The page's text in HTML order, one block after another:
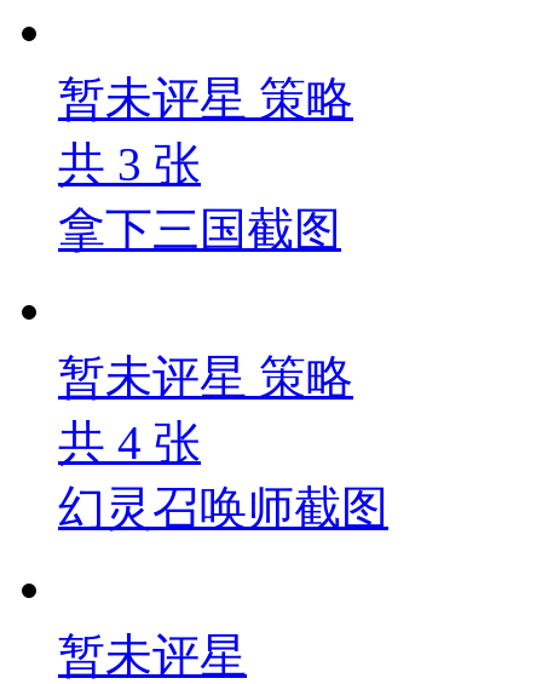
暂未评星 策略
共 3 张
拿下三国截图
暂未评星 策略
共 4 张
幻灵召唤师截图
暂未评星